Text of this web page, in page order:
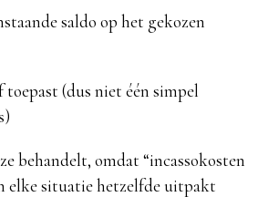
saldo op het gekozen
(dus niet één simpel
behandelt, omdat “incassokosten
elke situatie hetzelfde uitpakt